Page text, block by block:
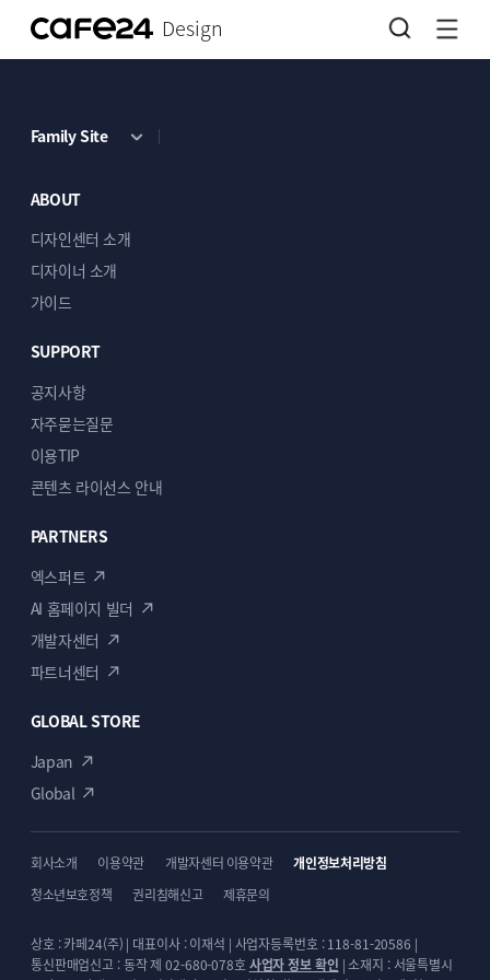
Design
Family Site
ABOUT
디자인센터 소개
디자이너 소개
가이드
SUPPORT
공지사항
자주묻는질문
이용TIP
콘텐츠 라이선스 안내
PARTNERS
엑스퍼트
AI 홈페이지 빌더
개발자센터
파트너센터
GLOBAL STORE
Japan
Global
회사소개 이용약관 개발자센터 이용약관
개인정보처리방침
청소년보호정책
권리침해신고 제휴문의
상호 : 카페24(주) | 대표이사 : 이재석 | 사업자등록번호 : 118-81-20586 |
통신판매업신고 : 동작 제 02-680-078호사업자 정보 확인 | 소재지 : 서울특별시